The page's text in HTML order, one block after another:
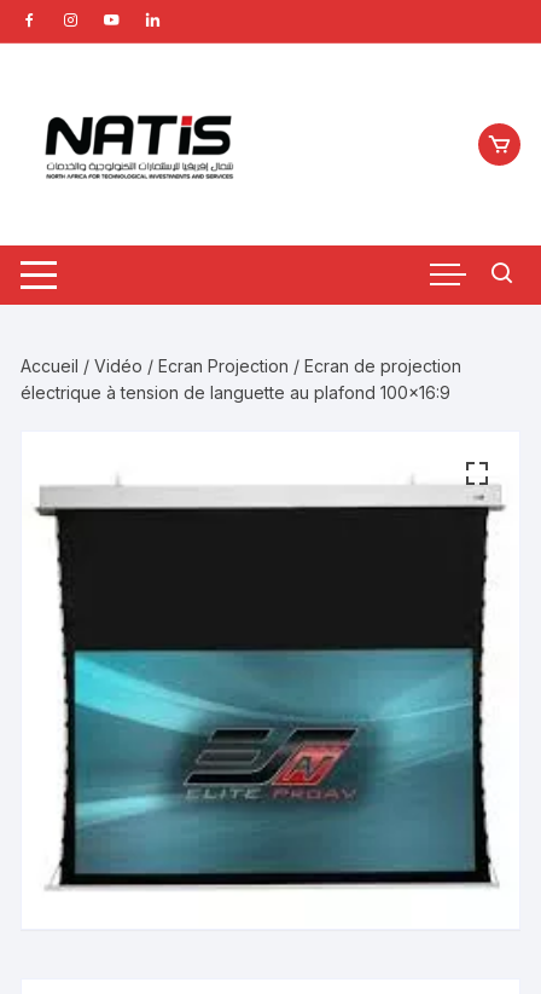
Aller
au
Accueil /Vidéo /Ecran Projection / Ecran de projection
électrique à tension de languette au plafond 100×16:9